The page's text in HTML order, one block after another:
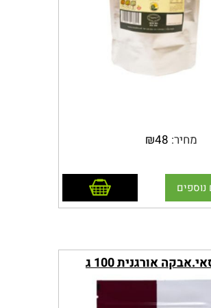
מחיר: ₪48
נוספים הוסף לסל
אורגנית 100 ג